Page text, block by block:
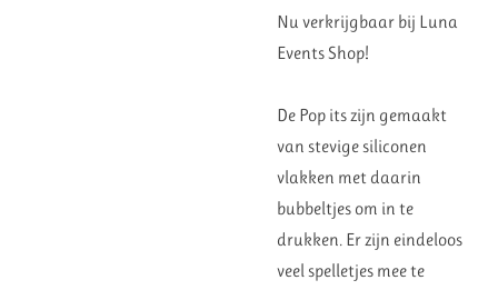
Nu verkrijgbaar bij Luna
Events Shop!
De Pop its zijn gemaakt
van stevige siliconen
vlakken met daarin
bubbeltjes om in te
drukken. Er zijn eindeloos
veel spelletjes mee te